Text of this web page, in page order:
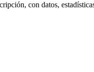
con datos,